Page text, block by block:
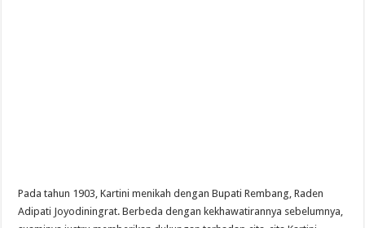
Pada tahun 1903, Kartini menikah dengan Bupati Rembang, Raden
Adipati Joyodiningrat. Berbeda dengan kekhawatirannya sebelumnya,